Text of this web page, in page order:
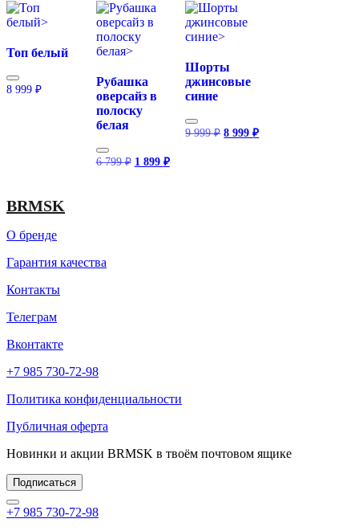
Топ белый
8 999 ₽
Рубашка
оверсайз в
полоску
белая
6 799₽ Первоначальная
1 899 ₽Текущая
Шорты
джинсовые
синие
9 999₽ Первоначальная
8 999₽Текущая
BRMSK
О бренде
Гарантия качества
Контакты
Телеграм
Вконтакте
+7 985 730-72-98
Политика конфиденциальности
Публичная оферта
Новинки и акции BRMSK в твоём почтовом ящике
Подписаться
+7 985 730-72-98